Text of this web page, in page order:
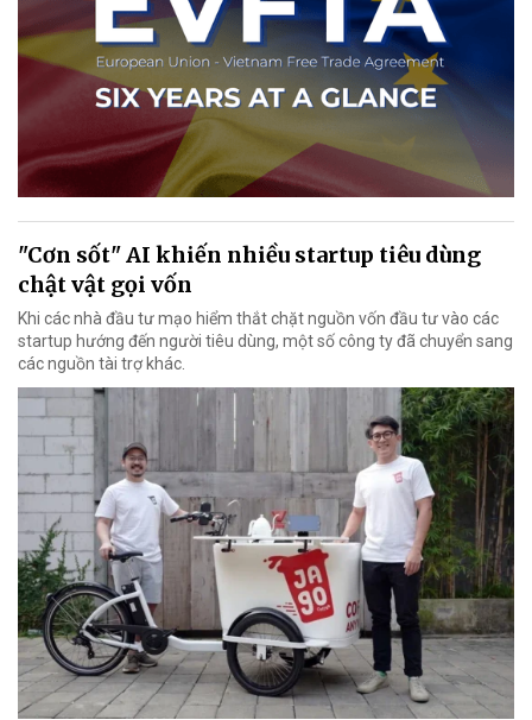
"Cơn sốt" AI khiến nhiều startup tiêu dùng
chật vật gọi vốn
Khi các nhà đầu tư mạo hiểm thắt chặt nguồn vốn đầu tư vào các
startup hướng đến người tiêu dùng, một số công ty đã chuyển sang
các nguồn tài trợ khác.